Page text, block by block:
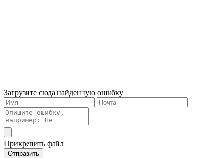
Загрузите сюда найденную ошибку
Прикрепить файл
Отправить